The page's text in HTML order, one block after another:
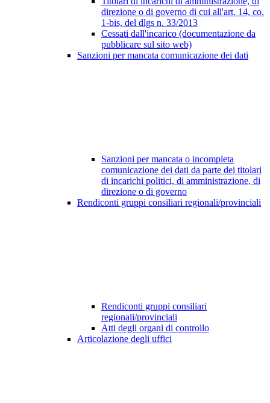
direzione o di governo di cui all'art. 14, co.
1-bis, del dlgs n. 33/2013
Cessati dall'incarico (documentazione da
pubblicare sul sito web)
Sanzioni per mancata comunicazione dei dati
Sanzioni per mancata o incompleta
comunicazione dei dati da parte dei titolari
di incarichi politici, di amministrazione, di
direzione o di governo
Rendiconti gruppi consiliari regionali/provinciali
Rendiconti gruppi consiliari
regionali/provinciali
Atti degli organi di controllo
Articolazione degli uffici